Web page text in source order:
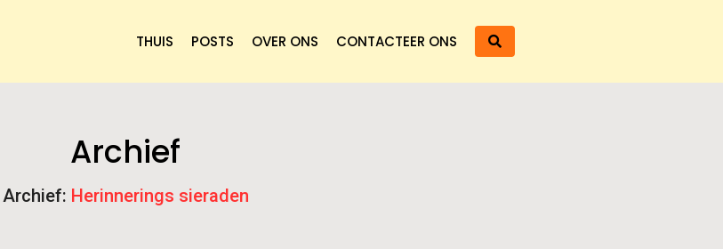
THUIS POSTS OVER ONS CONTACTEER ONS
Archief
Archief: Herinnerings sieraden